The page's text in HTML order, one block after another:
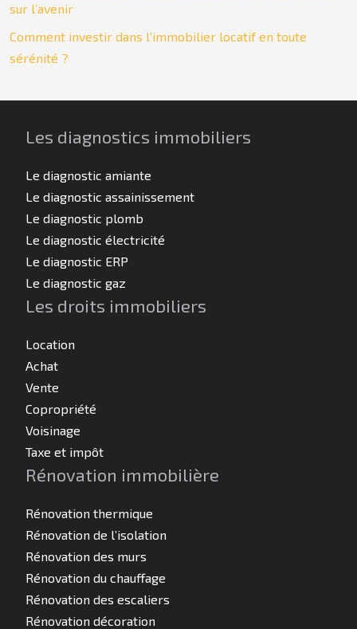
sur l’avenir
Comment investir dans l’immobilier locatif en toute
sérénité ?
Les diagnostics immobiliers
Le diagnostic amiante
Le diagnostic assainissement
Le diagnostic plomb
Le diagnostic électricité
Le diagnostic ERP
Le diagnostic gaz
Les droits immobiliers
Location
Achat
Vente
Copropriété
Voisinage
Taxe et impôt
Rénovation immobilière
Rénovation thermique
Rénovation de l’isolation
Rénovation des murs
Rénovation du chauffage
Rénovation des escaliers
Rénovation décoration